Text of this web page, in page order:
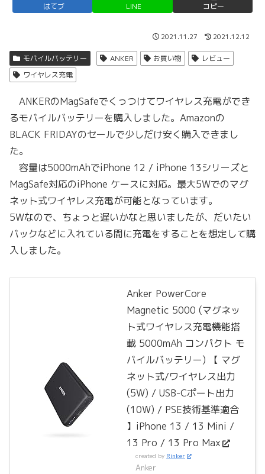
はてブ LINE コピー
2021.11.27 2021.12.12
モバイルバッテリー ANKER お買い物
レビュー
ワイヤレス充電
ANKERのMagSafeでくっつけてワイヤレス充電ができ
るモバイルバッテリーを購入しました。Amazonの
BLACK FRIDAYのセールで少しだけ安く購入できまし
た。
容量は5000mAhでiPhone 12 / iPhone 13シリーズと
MagSafe対応のiPhone ケースに対応。最大5Wでのマグ
ネット式ワイヤレス充電が可能となっています。
5Wなので、ちょっと遅いかなと思いましたが、だいたい
バックなどに入れている間に充電をすることを想定して購
入しました。
Anker PowerCore
Magnetic 5000 (マグネッ
ト式ワイヤレス充電機能搭
載 5000mAh コンパクト モ
バイルバッテリー) 【 マグ
ネット式/ワイヤレス出力
(5W) / USB-Cポート出力
(10W) / PSE技術基準適合
】iPhone 13 / 13 Mini /
13 Pro / 13 Pro Max
created by Rinker
Anker